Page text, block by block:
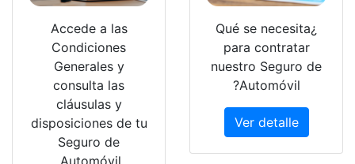
Accede a
Generales
consulta
cláusulas
disposiciones
Seguro